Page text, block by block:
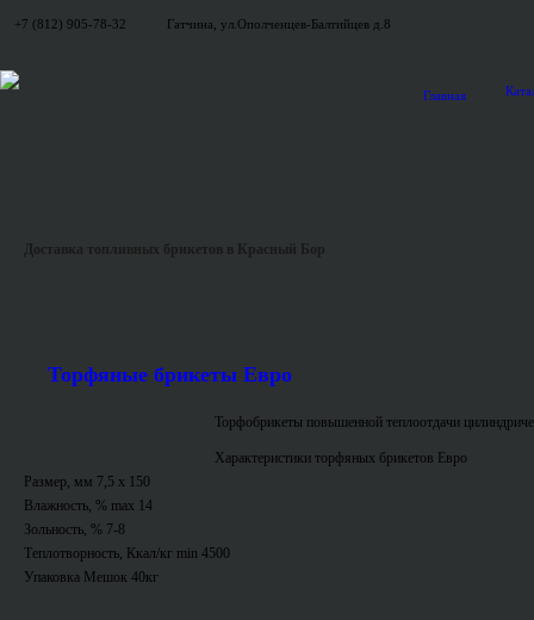
+7 (812) 905-78-32 Гатчина, ул.Ополченцев-Балтийцев д.8
Главная
Доставка топливных брикетов в Красный Бор
Торфяные брикеты Евро
Торфобрикеты повышенной теплоотдачи
Характеристики торфяных брикетов Евро
Размер, мм 7,5 x 150
Влажность, % max 14
Зольность, % 7-8
Теплотворность, Ккал/кг min 4500
Упаковка Мешок 40кг